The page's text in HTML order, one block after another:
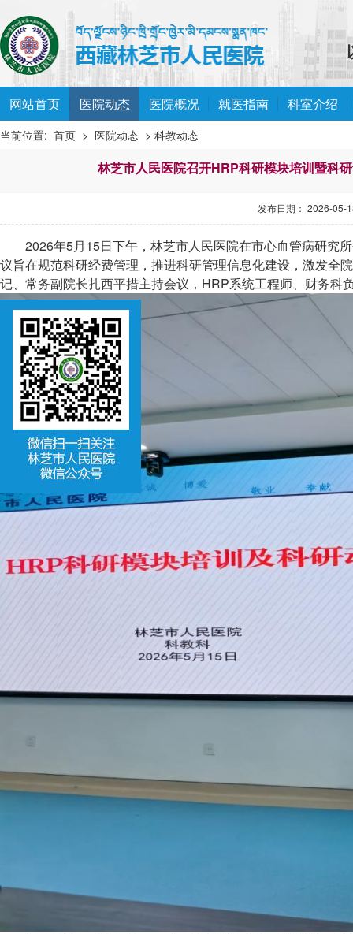
网站首页 医院动态 医院概况 就医指南 科室介绍
当前位置: 首页 > 医院动态 > 科教动态
林芝市人民医院召开HRP科研模块培训暨科
发布日期： 2026-05-
2026年5月15日下午，林芝市人民医院在市心血管病研究
议旨在规范科研经费管理，推进科研管理信息化建设，激发全
记、常务副院长扎西平措主持会议，HRP系统工程师、财务科